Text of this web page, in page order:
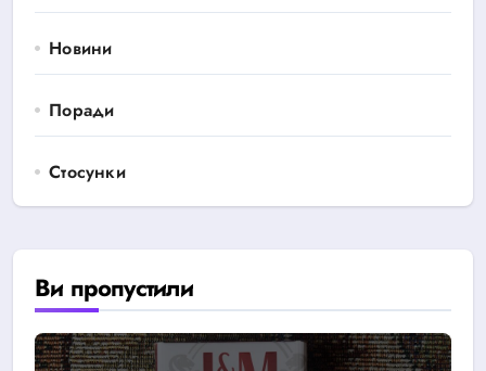
Новини
Поради
Стосунки
Ви пропустили